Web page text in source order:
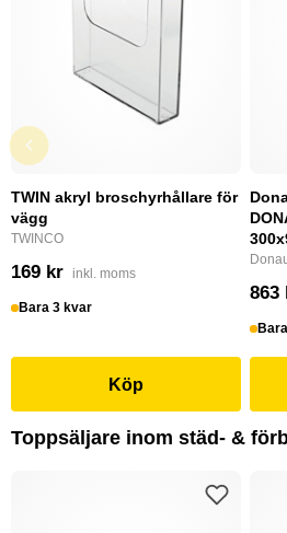
TWIN akryl broschyrhållare för
vägg
TWINCO
169 kr inkl. moms
Bara 3 kvar
Köp
863
Toppsäljare inom städ- &